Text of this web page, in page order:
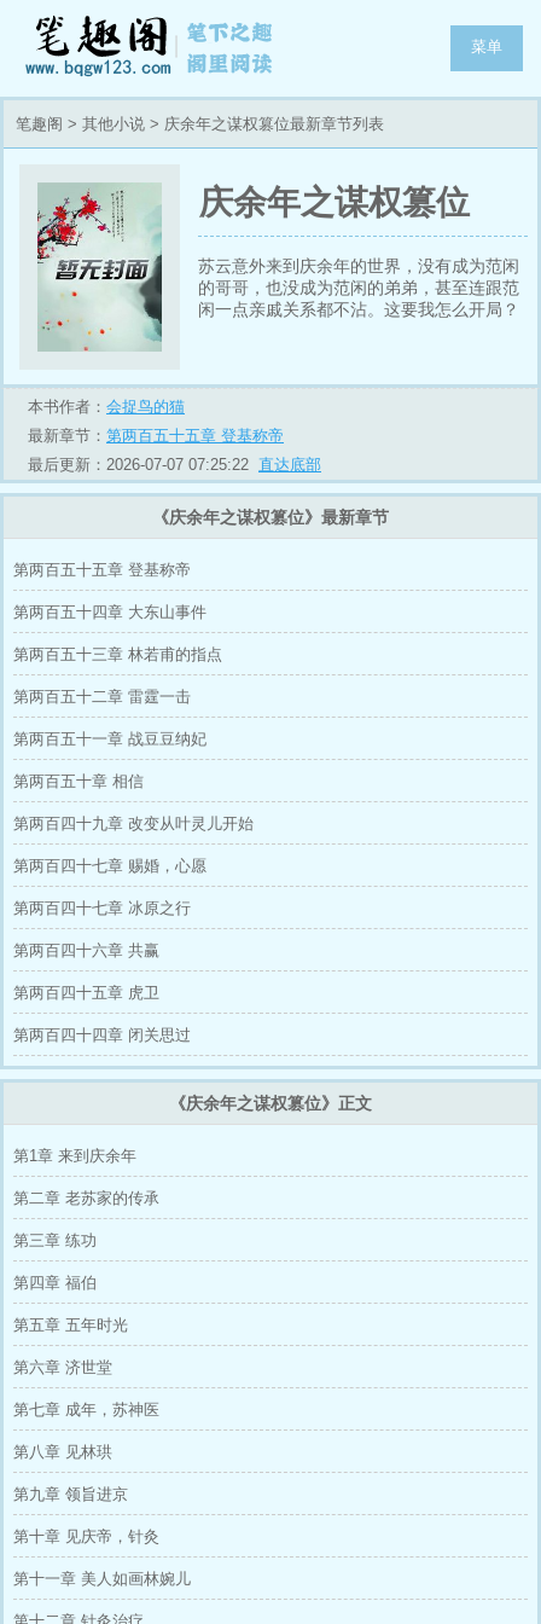
菜单
笔趣阁 > 其他小说 > 庆余年之谋权篡位最新章节列表
庆余年之谋权篡位
苏云意外来到庆余年的世界，没有成为范闲
的哥哥，也没成为范闲的弟弟，甚至连跟范
闲一点亲戚关系都不沾。这要我怎么开局？
本书作者： 会捉鸟的猫
最新章节： 第两百五十五章 登基称帝
最后更新：2026-07-07 07:25:22 直达底部
《庆余年之谋权篡位》最新章节
第两百五十五章 登基称帝
第两百五十四章 大东山事件
第两百五十三章 林若甫的指点
第两百五十二章 雷霆一击
第两百五十一章 战豆豆纳妃
第两百五十章 相信
第两百四十九章 改变从叶灵儿开始
第两百四十七章 赐婚，心愿
第两百四十七章 冰原之行
第两百四十六章 共赢
第两百四十五章 虎卫
第两百四十四章 闭关思过
《庆余年之谋权篡位》正文
第1章 来到庆余年
第二章 老苏家的传承
第三章 练功
第四章 福伯
第五章 五年时光
第六章 济世堂
第七章 成年，苏神医
第八章 见林珙
第九章 领旨进京
第十章 见庆帝，针灸
第十一章 美人如画林婉儿